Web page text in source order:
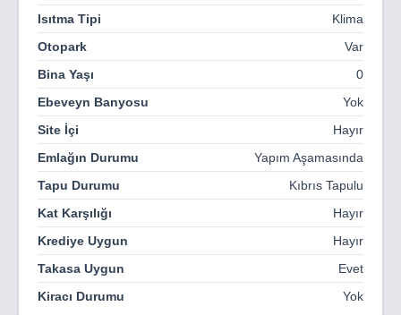
Isıtma Tipi
Klima
Otopark
Var
Bina Yaşı
0
Ebeveyn Banyosu
Yok
Site İçi
Hayır
Emlağın Durumu
Yapım Aşamasında
Tapu Durumu
Kıbrıs Tapulu
Kat Karşılığı
Hayır
Krediye Uygun
Hayır
Takasa Uygun
Evet
Kiracı Durumu
Yok